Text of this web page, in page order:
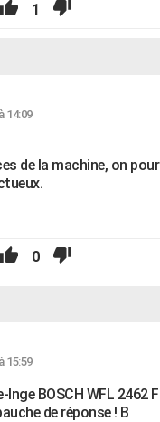
1
14:09
de la machine, on
0
15:59
lnge BOSCH WFL 2462
de réponse ! B